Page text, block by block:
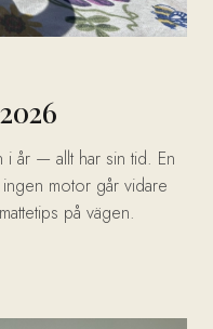
i år — allt har sin tid. En
motor går vidare
på vägen.